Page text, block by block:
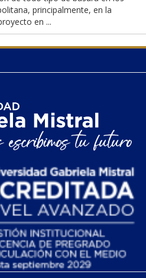
principalmente, en la
en ...